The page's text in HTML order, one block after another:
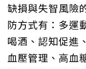
缺損與失智風險
防方式有：多運
喝酒、認知促進
血壓管理、高血